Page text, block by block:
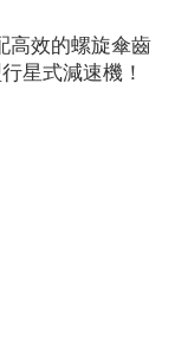
高效的螺旋傘齒
星式減速機！